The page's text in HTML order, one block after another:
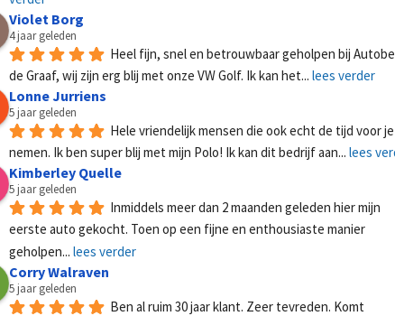
Violet Borg
4 jaar geleden
Heel fijn, snel en betrouwbaar geholpen bij
de Graaf, wij zijn erg blij met onze VW Golf. Ik kan het... lees verder
Lonne Jurriens
5 jaar geleden
Hele vriendelijk mensen die ook echt de tijd voor je
nemen. Ik ben super blij met mijn Polo! Ik kan dit bedrijf aan... lees
Kimberley Quelle
5 jaar geleden
Inmiddels meer dan 2 maanden geleden hier mijn
eerste auto gekocht. Toen op een fijne en enthousiaste manier
geholpen... lees verder
Corry Walraven
5 jaar geleden
Ben al ruim 30 jaar klant. Zeer tevreden. Komt